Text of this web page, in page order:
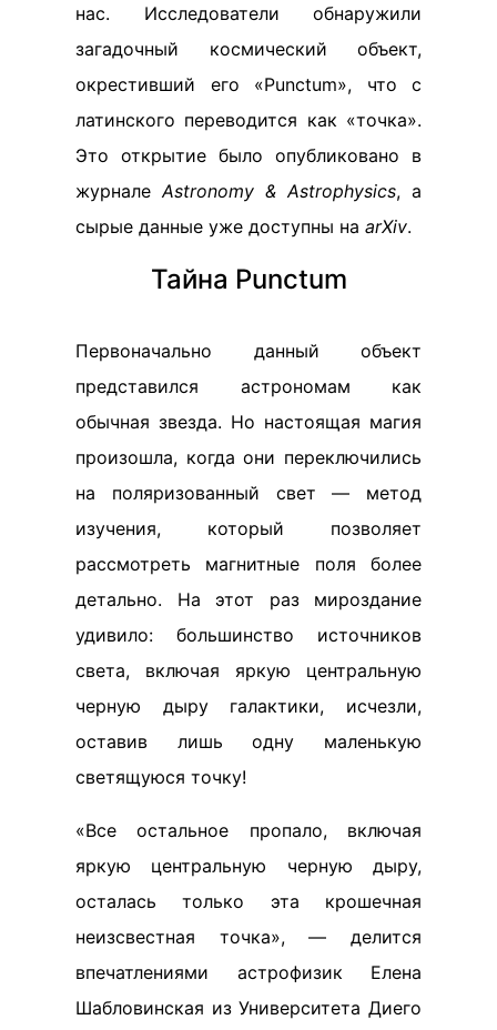
нас. Исследователи обнаружили
загадочный космический объект,
окрестивший его «Punctum», что с
латинского переводится как «точка».
Это открытие было опубликовано в
журнале Astronomy & Astrophysics, а
сырые данные уже доступны на arXiv.
Тайна Punctum
Первоначально данный объект
представился астрономам как
обычная звезда. Но настоящая магия
произошла, когда они переключились
на поляризованный свет — метод
изучения, который позволяет
рассмотреть магнитные поля более
детально. На этот раз мироздание
удивило: большинство источников
света, включая яркую центральную
черную дыру галактики, исчезли,
оставив лишь одну маленькую
светящуюся точку!
«Все остальное пропало, включая
яркую центральную черную дыру,
осталась только эта крошечная
неизсвестная точка», — делится
впечатлениями астрофизик Елена
Шабловинская из Университета Диего